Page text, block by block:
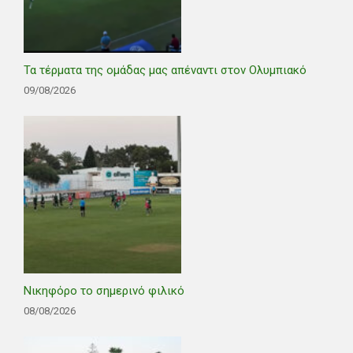
Τα τέρματα της ομάδας μας απέναντι στον Ολυμπιακό
09/08/2026
Νικηφόρο το σημερινό φιλικό
08/08/2026